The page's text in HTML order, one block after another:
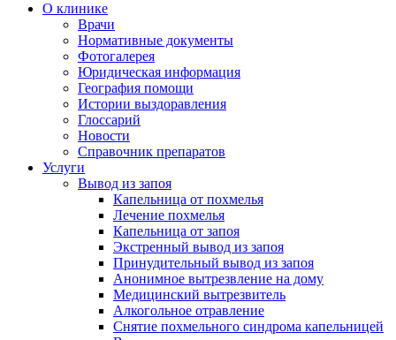
О клинике
Врачи
Нормативные документы
Фотогалерея
Юридическая информация
География помощи
Истории выздоравления
Глоссарий
Новости
Справочник препаратов
Услуги
Вывод из запоя
Капельница от похмелья
Лечение похмелья
Капельница от запоя
Экстренный вывод из запоя
Принудительный вывод из запоя
Анонимное вытрезвление на дому
Медицинский вытрезвитель
Алкогольное отравление
Снятие похмельного синдрома капельницей